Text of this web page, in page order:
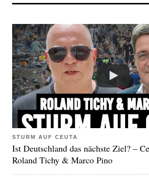
STURM AUF CEUTA
Ist Deutschland das nächste Ziel? –
Roland Tichy & Marco Pino